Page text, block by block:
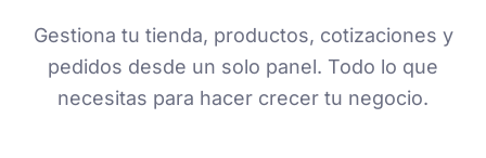
Gestiona tu tienda, productos, cotizaciones y
pedidos desde un solo panel. Todo lo que
necesitas para hacer crecer tu negocio.